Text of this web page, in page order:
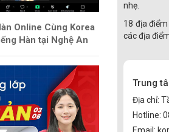
Online Cùng Korea
Hàn tại Nghệ An
nhẹ.
18 địa
các địa
Trung
Địa chỉ:
Hotline: